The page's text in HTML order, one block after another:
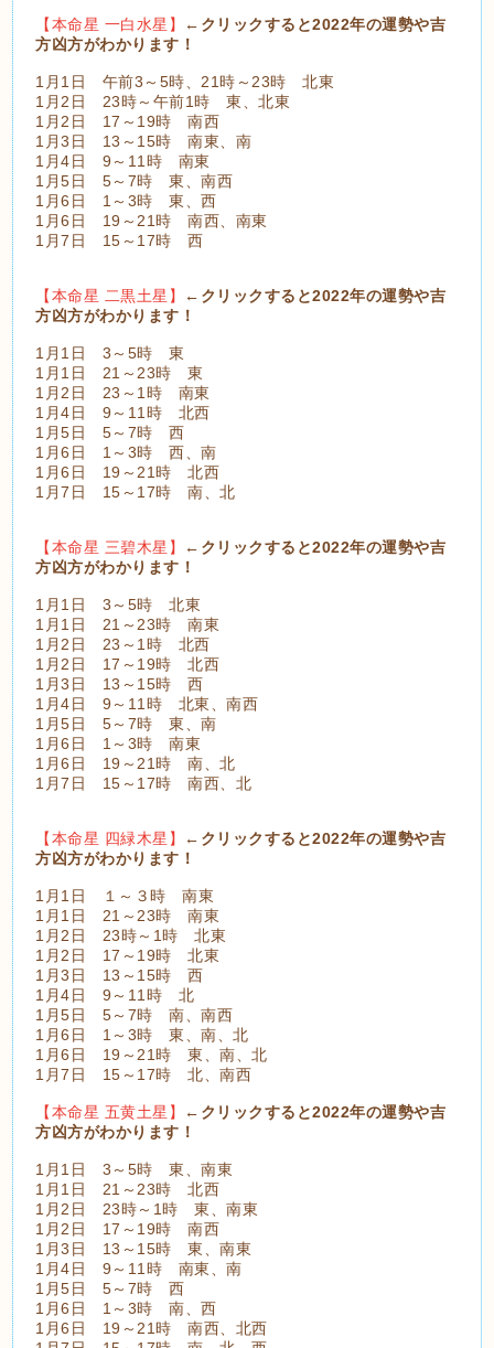
【本命星 一白水星】
←クリックすると2022年の運勢や吉
方凶方がわかります！
1月1日 午前3～5時、21時～23時 北東
1月2日 23時～午前1時 東、北東
1月2日 17～19時 南西
1月3日 13～15時 南東、南
1月4日 9～11時 南東
1月5日 5～7時 東、南西
1月6日 1～3時 東、西
1月6日 19～21時 南西、南東
1月7日 15～17時 西
【本命星 二黒土星】
←クリックすると2022年の運勢や吉
方凶方がわかります！
1月1日 3～5時 東
1月1日 21～23時 東
1月2日 23～1時 南東
1月4日 9～11時 北西
1月5日 5～7時 西
1月6日 1～3時 西、南
1月6日 19～21時 北西
1月7日 15～17時 南、北
【本命星 三碧木星】
←クリックすると2022年の運勢や吉
方凶方がわかります！
1月1日 3～5時 北東
1月1日 21～23時 南東
1月2日 23～1時 北西
1月2日 17～19時 北西
1月3日 13～15時 西
1月4日 9～11時 北東、南西
1月5日 5～7時 東、南
1月6日 1～3時 南東
1月6日 19～21時 南、北
1月7日 15～17時 南西、北
【本命星 四緑木星】
←クリックすると2022年の運勢や吉
方凶方がわかります！
1月1日 １～３時 南東
1月1日 21～23時 南東
1月2日 23時～1時 北東
1月2日 17～19時 北東
1月3日 13～15時 西
1月4日 9～11時 北
1月5日 5～7時 南、南西
1月6日 1～3時 東、南、北
1月6日 19～21時 東、南、北
1月7日 15～17時 北、南西
【本命星 五黄土星】
←クリックすると2022年の運勢や吉
方凶方がわかります！
1月1日 3～5時 東、南東
1月1日 21～23時 北西
1月2日 23時～1時 東、南東
1月2日 17～19時 南西
1月3日 13～15時 東、南東
1月4日 9～11時 南東、南
1月5日 5～7時 西
1月6日 1～3時 南、西
1月6日 19～21時 南西、北西